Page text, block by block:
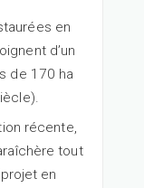
en
d’un
de 170 ha
récente,
tout
en